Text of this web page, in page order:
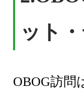
ット
OBOG訪問